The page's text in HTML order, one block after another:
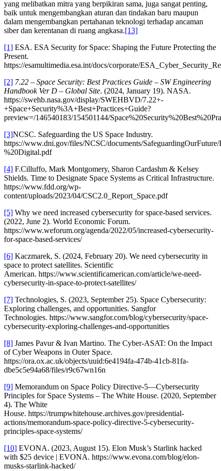
yang melibatkan mitra yang berpikiran sama, juga sangat penting,
baik untuk mengembangkan aturan dan tindakan baru maupun
dalam mengembangkan pertahanan teknologi terhadap ancaman
siber dan kerentanan di ruang angkasa.[13]
[1] ESA. ESA Security for Space: Shaping the Future Protecting the
Present.
https://esamultimedia.esa.int/docs/corporate/
[2] 7.22 – Space Security: Best Practices Guide – SW Engineering
Handbook Ver D – Global Site. (2024, January 19). NASA.
https://swehb.nasa.gov/display/SWEHBVD/7.22+-
+Space+Security%3A+Best+Practices+Guide?
preview=/146540183/154501144/
[3]NCSC. Safeguarding the US Space Industry.
https://www.dni.gov/files/NCSC/documents/
%20Digital.pdf
[4] F.Cilluffo, Mark Montgomery, Sharon Cardashm & Kelsey
Shields. Time to Designate Space Systems as Critical Infrastructure.
https://www.fdd.org/wp-
content/uploads/2023/04/CSC2.0_Report_Space.pdf
[5] Why we need increased cybersecurity for space-based services.
(2022, June 2). World Economic Forum.
https://www.weforum.org/agenda/2022/05/increased-cybersecurity-
for-space-based-services/
[6] Kaczmarek, S. (2024, February 20). We need cybersecurity in
space to protect satellites. Scientific
American. https://www.scientificamerican.com/article/we-need-
cybersecurity-in-space-to-protect-satellites/
[7] Technologies, S. (2023, September 25). Space Cybersecurity:
Exploring challenges, and opportunities. Sangfor
Technologies. https://www.sangfor.com/blog/cybersecurity/space-
cybersecurity-exploring-challenges-and-opportunities
[8] James Pavur & Ivan Martino. The Cyber-ASAT: On the Impact
of Cyber Weapons in Outer Space.
https://ora.ox.ac.uk/objects/uuid:6e4194fa-474b-41cb-81fa-
dbe5c5e94a68/files/r9c67wn16n
[9] Memorandum on Space Policy Directive-5—Cybersecurity
Principles for Space Systems – The White House. (2020, September
4). The White
House. https://trumpwhitehouse.archives.gov/presidential-
actions/memorandum-space-policy-directive-5-cybersecurity-
principles-space-systems/
[10] EVONA. (2023, August 15). Elon Musk’s Starlink hacked
with $25 device | EVONA. https://www.evona.com/blog/elon-
musks-starlink-hacked/